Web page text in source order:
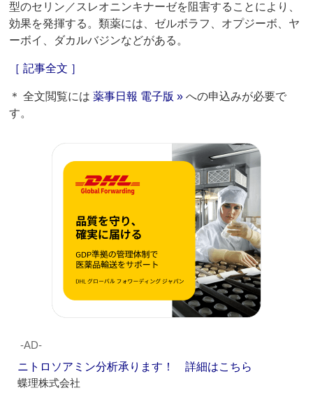
型のセリン／スレオニンキナーゼを阻害することにより、
効果を発揮する。類薬には、ゼルボラフ、オプジーボ、ヤ
ーボイ、ダカルバジンなどがある。
［ 記事全文 ］
＊ 全文閲覧には薬事日報 電子版 » への申込みが必要で
す。
‐AD‐
ニトロソアミン分析承ります！ 詳細はこちら
蝶理株式会社